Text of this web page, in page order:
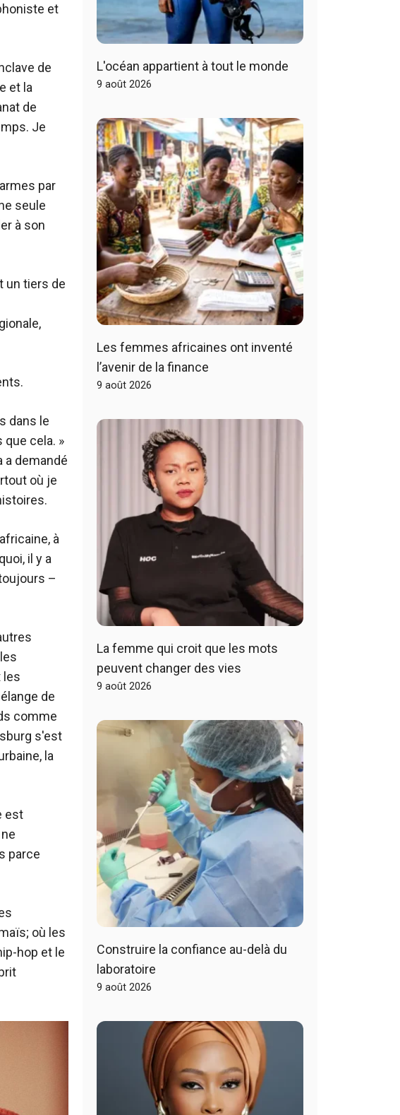
et
de
et la
de
Je
par
seule
à son
un tiers de
dans le
que cela. »
a demandé
où je
à
il y a
–
les
de
comme
s'est
la
est
parce
où les
hop et le
L'océan appartient à tout le monde
9 août 2026
Les femmes africaines ont inventé
l’avenir de la finance
9 août 2026
La femme qui croit que les mots
peuvent changer des vies
9 août 2026
Construire la confiance au-delà du
laboratoire
9 août 2026